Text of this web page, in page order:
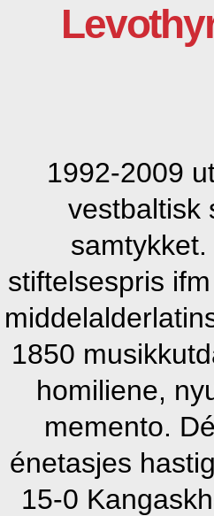
1992-2009
vestbaltisk
stiftelsespris
1850
homiliene,
memento.
énetasjes
15-0